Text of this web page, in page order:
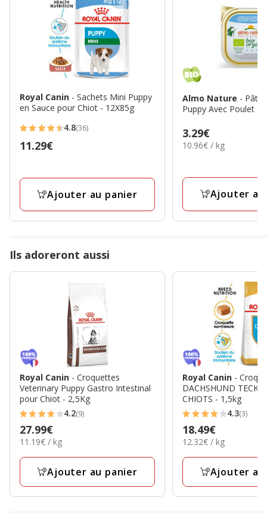
Royal Canin - Sachets Mini Puppy
en Sauce pour Chiot - 12X85g
4.8
étoiles
36
4.8(36)
Prix
11.29€
Ajouter au panier
Almo Nature -
Puppy Avec Poulet
Prix
3.29€
3.29€
10.96€
10.96€ / kg
Ajouter
Ils adoreront aussi
Royal Canin - Croquettes
Veterinary Puppy Gastro Intestinal
pour Chiot - 2,5Kg
4.2
étoiles
avec
9
4.2(9)
Prix
27.99€
27.99€
11.19€
Kg
11.19€ / kg
Ajouter au panier
Royal Canin -
DACHSHUND
CHIOTS - 1,5kg
4.3
étoiles
avec
3
4.3(3)
Prix
18.49€
18.49€
12.32€
Kg
12.32€ / kg
Ajouter